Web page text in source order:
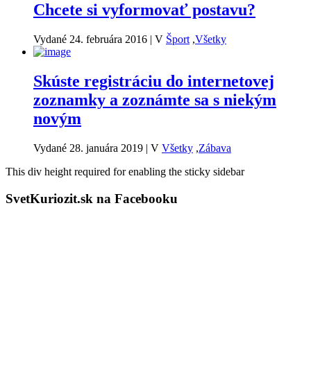
Chcete si vyformovať postavu?
Vydané 24. februára 2016 | V Šport ,Všetky
Skúste registráciu do internetovej
zoznamky a zoznámte sa s niekým
novým
Vydané 28. januára 2019 | V Všetky ,Zábava
This div height required for enabling the sticky sidebar
SvetKuriozit.sk na Facebooku